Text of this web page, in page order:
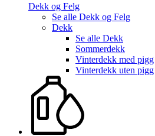
Dekk og Felg
Se alle Dekk og Felg
Dekk
Se alle Dekk
Sommerdekk
Vinterdekk med pigg
Vinterdekk uten pigg